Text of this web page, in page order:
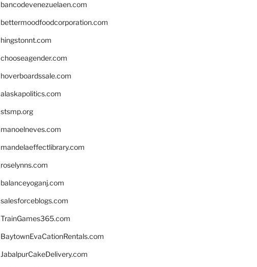
bancodevenezuelaen.com
bettermoodfoodcorporation.com
hingstonnt.com
chooseagender.com
hoverboardssale.com
alaskapolitics.com
stsmp.org
manoelneves.com
mandelaeffectlibrary.com
roselynns.com
balanceyoganj.com
salesforceblogs.com
TrainGames365.com
BaytownEvaCationRentals.com
JabalpurCakeDelivery.com